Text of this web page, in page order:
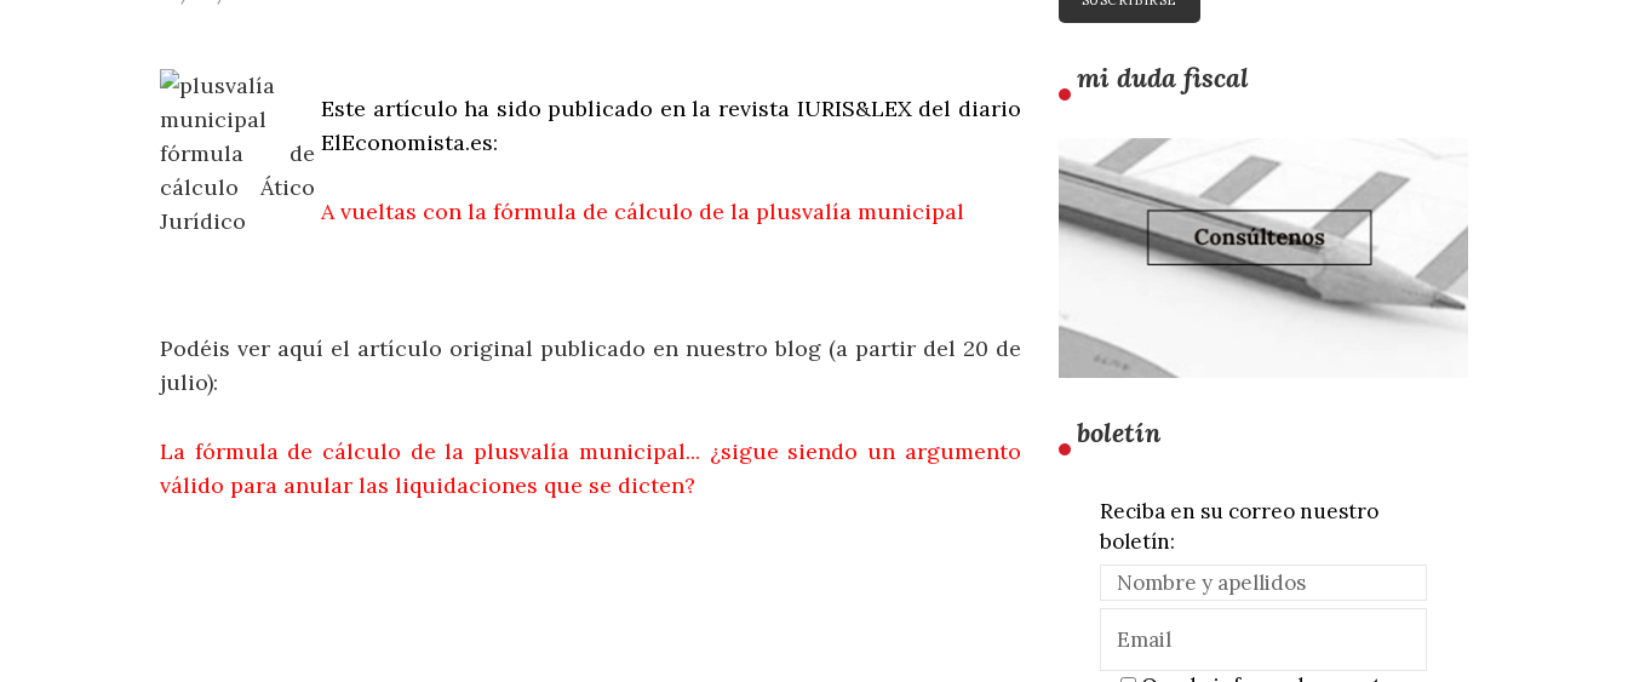
Este artículo ha sido publicado en la revista IURIS&LEX del diario
ElEconomista.es:
A vueltas con la fórmula de cálculo de la plusvalía municipal
Podéis ver aquí el artículo original publicado en nuestro blog (a partir del 20 de
julio):
La fórmula de cálculo de la plusvalía municipal... ¿sigue siendo un argumento
válido para anular las liquidaciones que se dicten?
mi duda fiscal
boletín
Reciba en su correo nuestro
boletín: